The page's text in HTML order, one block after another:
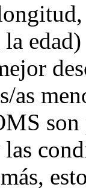
la
las